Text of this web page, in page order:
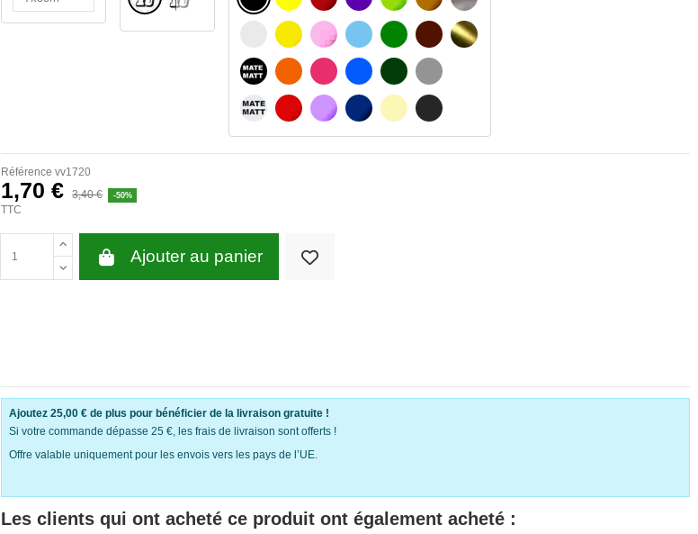
BLANC
NOIR MATÉ
BLANC MATÉ
JAUNE AMBRE
ORANGE
ROUGE
ROSA
FUCHSIA
PURPLE
BLEU CLAIR
BLAU
BLEU FONCÉ
VERT
VERT FONCÉ
BEIGE
BRUN FONCÉ
GRIS CLAIR
GRIS FONCÉ
OR
Référence vv1720
1,70 € 3,40 € -50%
TTC
Ajouter au panier
Ajoutez 25,00 € de plus pour bénéficier de la livraison gratuite !
Si votre commande dépasse 25 €, les frais de livraison sont offerts !
Offre valable uniquement pour les envois vers les pays de l’UE.
Les clients qui ont acheté ce produit ont également acheté :